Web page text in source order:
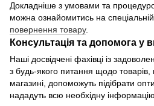
Докладніше з умовами та
можна ознайомитись на спеціальній
повернення товару.
Консультація та допомога у
Наші досвідчені фахівці із
з будь-якого питання щодо товарів,
магазині, допоможуть підібрати
нададуть всю необхідну